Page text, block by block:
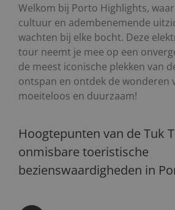
Welkom bij Porto Highlights,
cultuur en adembenemende
wachten bij elke bocht. Deze
tour neemt je mee op een
de meest iconische plekken van
ontspan en ontdek de wonderen
moeiteloos en duurzaam!
Hoogtepunten van de Tuk
onmisbare toeristische
bezienswaardigheden in